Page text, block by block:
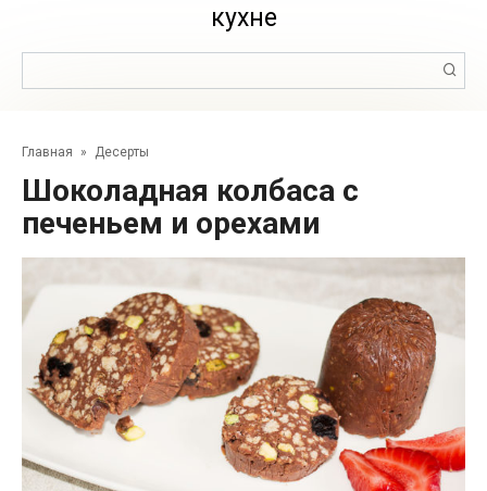
кухне
Главная » Десерты
Шоколадная колбаса с
печеньем и орехами